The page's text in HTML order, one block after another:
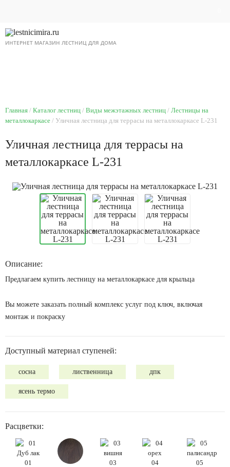
ИНТЕРНЕТ МАГАЗИН ЛЕСТНИЦ ДЛЯ ДОМА
Главная Каталог лестниц Виды межэтажных лестниц
Лестницы на
металлокаркасе
Уличная лестница для террасы на металлокаркасе L-231
Уличная лестница для террасы на
металлокаркасе L-231
Описание:
Предлагаем купить лестницу на металлокаркасе для крыльца
Вы можете заказать полный комплекс услуг под ключ, включая
монтаж и покраску
Доступный материал ступеней:
сосна лиственница дпк
ясень термо
Расцветки:
01
03
04
05